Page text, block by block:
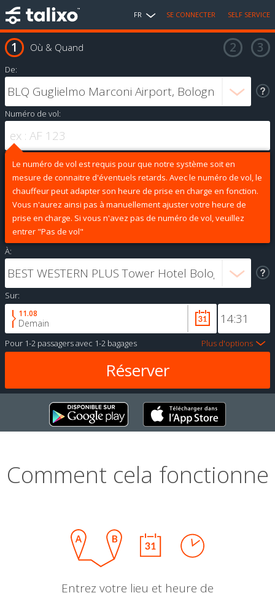
FR SE CONNECTER SELF SERVICE
Où & Quand
De:
Numéro de vol:
Le numéro de vol est requis pour que notre système soit en
mesure de connaitre d'éventuels retards. Avec le numéro de vol, le
chauffeur peut adapter son heure de prise en charge en fonction.
Vous n'aurez ainsi pas à manuellement ajuster votre heure de
prise en charge. Si vous n'avez pas de numéro de vol, veuillez
entrer "Pas de vol"
À:
Sur:
11.08
Demain
Pour 1-2 passagersavec 1-2 bagages Plus d'options
Comment cela fonctionne
Entrez votre lieu et heure de